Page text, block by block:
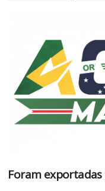
Foram exportadas